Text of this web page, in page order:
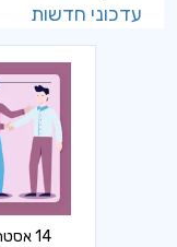
עדכוני חדשות
14